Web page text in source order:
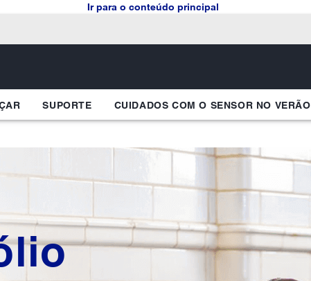
Ir para o conteúdo principal
SUPORTE CUIDADOS COM O SENSOR NO VERÃO